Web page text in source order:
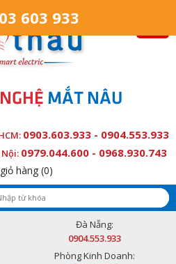
MẮT NÂU
0903.603.933 - 0904.553.933
0979.044.600 - 0968.930.743
hàng (0)
Đà Nẵng:
0904.553.933
Phòng Kinh Doanh:
603 933